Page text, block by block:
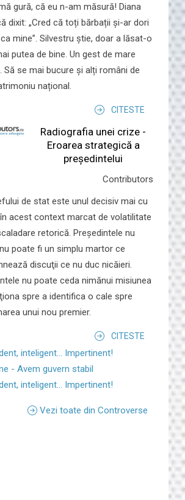
gură, că eu n-am măsură! Diana
dixit: „Cred că toți bărbații și-ar dori
mine”. Silvestru știe, doar a lăsat-o
putea de bine. Un gest de mare
Să se mai bucure și alți români de
național.
CITESTE
Radiografia unei crize -
Eroarea strategică a
președintelui
Contributors
de stat este unul decisiv mai cu
acest context marcat de volatilitate
retorică. Preşedintele nu
poate fi un simplu martor ce
discuţii ce nu duc nicăieri.
nu poate ceda nimănui misiunea
spre a identifica o cale spre
unui nou premier.
CITESTE
inteligent... Impertinent!
- Avem guvern stabil
inteligent... Impertinent!
Vezi toate din Controverse